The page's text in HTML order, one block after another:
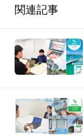
関連記事